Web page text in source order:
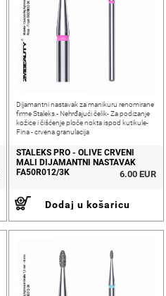
Dijamantni nastavak za manikuru renomirane
firme Staleks.- Nehrđajući čelik- Za podizanje
kožice i čišćenje ploče nokta ispod kutikule-
Fina - crvena granulacija
STALEKS PRO - OLIVE CRVENI
MALI DIJAMANTNI NASTAVAK
FA50R012/3K
6.00 EUR
Dodaj u košaricu